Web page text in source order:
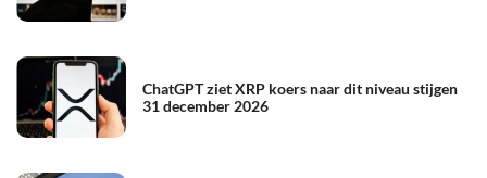
ChatGPT ziet XRP koers naar dit niveau stijgen
31 december 2026